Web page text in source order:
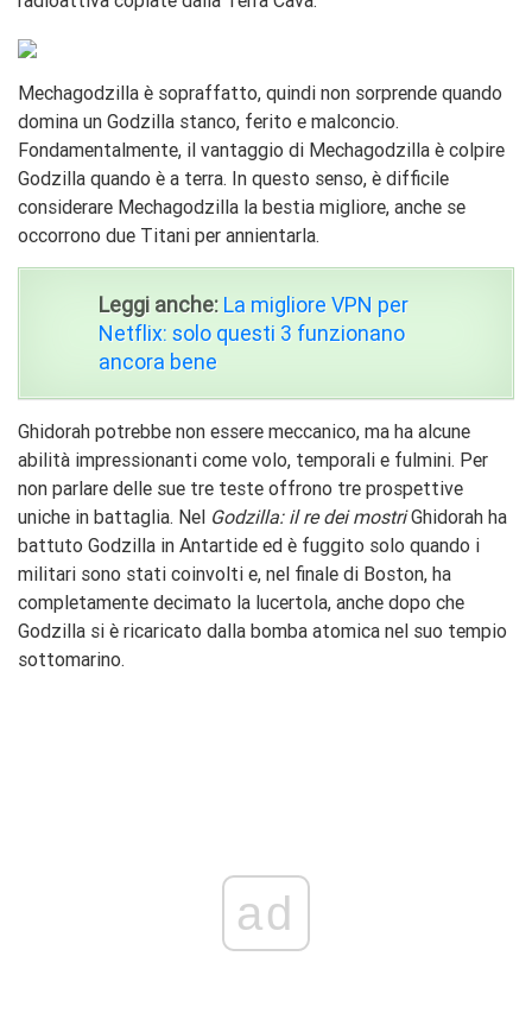
Mechagodzilla è sopraffatto, quindi non sorprende quando
domina un Godzilla stanco, ferito e malconcio.
Fondamentalmente, il vantaggio di Mechagodzilla è colpire
Godzilla quando è a terra. In questo senso, è difficile
considerare Mechagodzilla la bestia migliore, anche se
occorrono due Titani per annientarla.
Leggi anche: La migliore VPN per
Netflix: solo questi 3 funzionano
ancora bene
Ghidorah potrebbe non essere meccanico, ma ha alcune
abilità impressionanti come volo, temporali e fulmini. Per
non parlare delle sue tre teste offrono tre prospettive
uniche in battaglia. Nel Godzilla: il re dei mostriGhidorah ha
battuto Godzilla in Antartide ed è fuggito solo quando i
militari sono stati coinvolti e, nel finale di Boston, ha
completamente decimato la lucertola, anche dopo che
Godzilla si è ricaricato dalla bomba atomica nel suo tempio
sottomarino.
ad